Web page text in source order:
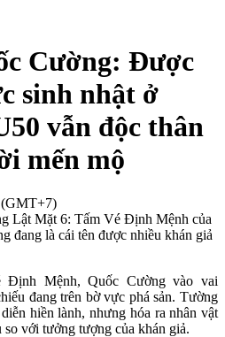
Cường: Được
sinh nhật ở
vẫn độc thân
mến mộ
(GMT+7)
Lật Mặt 6: Tấm Vé Định Mệnh của
đang là cái tên được nhiều khán giả
Mệnh, Quốc Cường vào vai
đang trên bờ vực phá sản. Tường
hiền lành, nhưng hóa ra nhân vật
với tưởng tượng của khán giả.